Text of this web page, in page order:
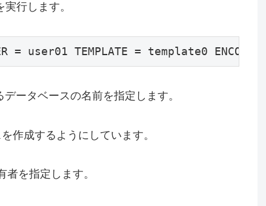
行します。
= user01 TEMPLATE = template0
ータベースの名前を指定します。
作成するようにしています。
者を指定します。